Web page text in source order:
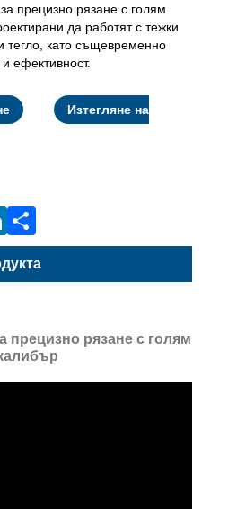
прецизно рязане с голям
да работят с тежки
тегло, като същевременно
ефективност.
Изтегляне на
прецизно рязане с голям